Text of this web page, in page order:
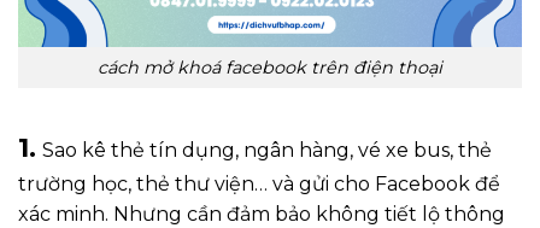
cách mở khoá facebook trên điện thoại
1. Sao kê thẻ tín dụng, ngân hàng, vé xe bus, thẻ
trường học, thẻ thư viện… và gửi cho Facebook để
xác minh. Nhưng cần đảm bảo không tiết lộ thông